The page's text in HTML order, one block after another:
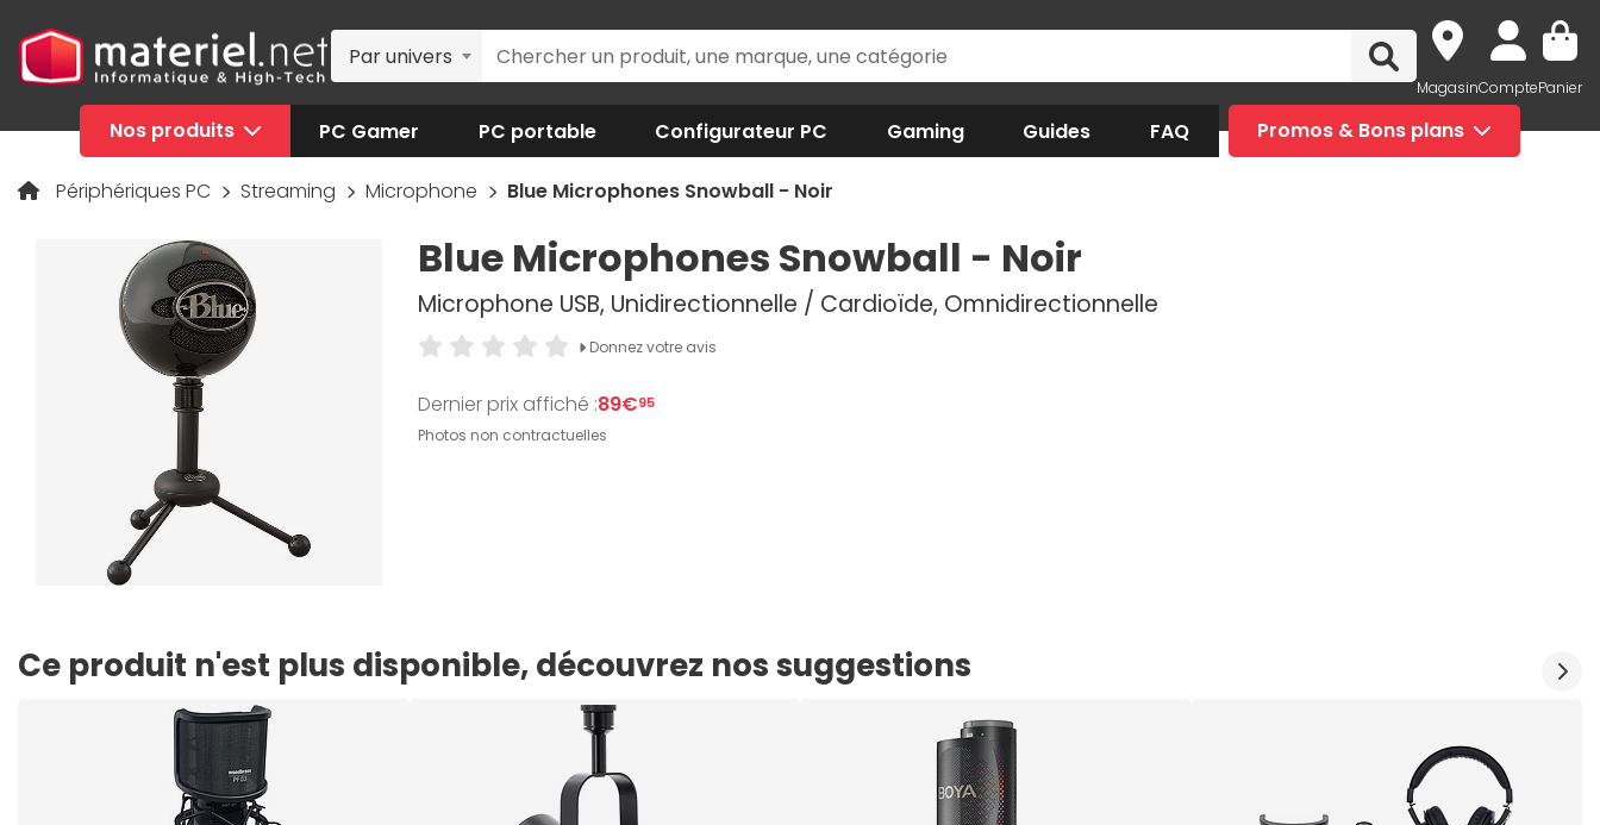
Par univers
MagasinComptePanier
Nos produits PC Gamer PC portable Configurateur PC Gaming Guides FAQ Promos & Bons plans
Périphériques PC Streaming Microphone Blue Microphones Snowball - Noir
Blue Microphones Snowball - Noir
Microphone USB, Unidirectionnelle / Cardioïde, Omnidirectionnelle
Donnez votre avis
Dernier prix affiché :89€95
Photos non contractuelles
Ce produit n'est plus disponible, découvrez nos suggestions